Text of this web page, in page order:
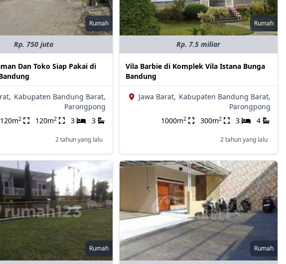
Rumah
Rp. 750 juta
Dan Toko Siap Pakai di
Kabupaten Bandung Barat,
Parongpong
120m2 120m2 3 3
2 tahun yang lalu
Rumah
Rp. 7.5 miliar
Vila Barbie di Komplek Vila Istana Bunga
Bandung
Jawa Barat, Kabupaten Bandung Barat,
Parongpong
1000m2 300m2 3 4
2 tahun yang lalu
Rumah Rumah